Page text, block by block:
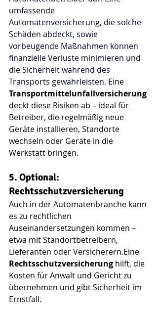
umfassende
Automatenversicherung, die solche
Schäden abdeckt, sowie
vorbeugende Maßnahmen können
finanzielle Verluste minimieren und
die Sicherheit während des
Transports gewährleisten. Eine
Transportmittelunfallversicherung
deckt diese Risiken ab – ideal für
Betreiber, die regelmäßig neue
Geräte installieren, Standorte
wechseln oder Geräte in die
Werkstatt bringen.
5. Optional:
Rechtsschutzversicherung
Auch in der Automatenbranche kann
es zu rechtlichen
Auseinandersetzungen kommen –
etwa mit Standortbetreibern,
Lieferanten oder Versicherern.Eine
Rechtsschutzversicherung hilft, die
Kosten für Anwalt und Gericht zu
übernehmen und gibt Sicherheit im
Ernstfall.